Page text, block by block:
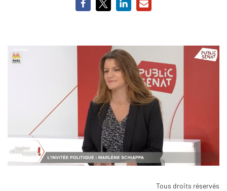
Tous droits réservés